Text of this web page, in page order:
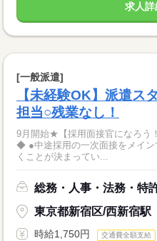
求人詳
[一般派遣]
【未経験OK】派遣ス
担当○残業なし！
9月開始★【採用面接官になろう
◆ ●中途採用の一次面接をメイ
くことが決まってい...
総務・人事・法務・特
東京都新宿区/西新宿駅
時給1,750円 交通費全額支給